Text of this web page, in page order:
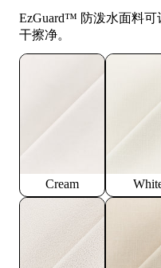
EzGuard™️ 防泼水面料
干擦净。
Cream